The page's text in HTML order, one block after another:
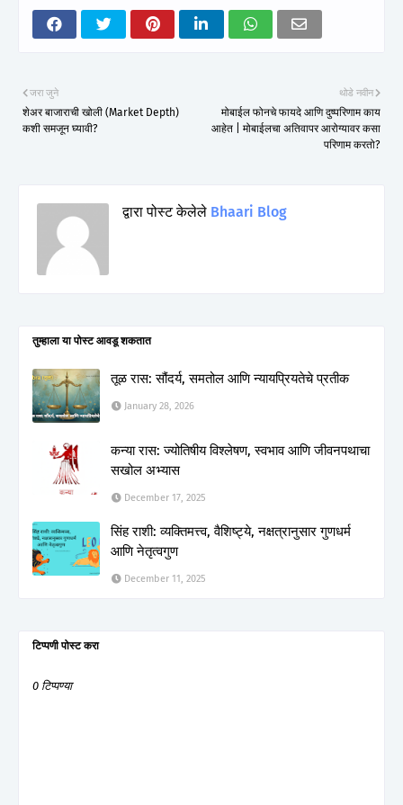
थोडे नवीन
मोबाईल फोनचे फायदे आणि दुष्परिणाम काय
आहेत | मोबाईलचा अतिवापर आरोग्यावर कसा
परिणाम करतो?
जरा जुने
शेअर बाजाराची खोली (Market Depth)
कशी समजून घ्यावी?
द्वारा पोस्ट केलेले Bhaari Blog
तुम्‍हाला या पोस्‍ट आवडू शकतात
तूळ रास: सौंदर्य, समतोल आणि न्यायप्रियतेचे प्रतीक
January 28, 2026
कन्या रास: ज्योतिषीय विश्लेषण, स्वभाव आणि जीवनपथाचा
सखोल अभ्यास
December 17, 2025
सिंह राशी: व्यक्तिमत्त्व, वैशिष्ट्ये, नक्षत्रानुसार गुणधर्म
आणि नेतृत्वगुण
December 11, 2025
टिप्पणी पोस्ट करा
0 टिप्पण्या